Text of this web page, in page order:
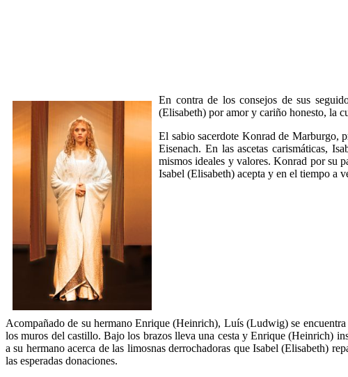
En contra de los consejos de sus
(Elisabeth) por amor y cariño honesto, la
El sabio sacerdote Konrad de Marburgo,
Eisenach. En las ascetas carismáticas,
mismos ideales y valores. Konrad por su
Isabel (Elisabeth) acepta y en el tiempo a
Acompañado de su hermano Enrique (Heinrich), Luís (Ludwig) se
los muros del castillo. Bajo los brazos lleva una cesta y Enrique (Heinrich)
a su hermano acerca de las limosnas derrochadoras que Isabel (Elisabeth)
las esperadas donaciones.